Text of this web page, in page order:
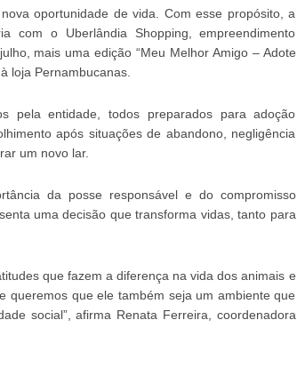
oportunidade de vida. Com esse propósito, a
com o Uberlândia Shopping, empreendimento
mais uma edição “Meu Melhor Amigo – Adote
loja Pernambucanas.
pela entidade, todos preparados para adoção
após situações de abandono, negligência
um novo lar.
da posse responsável e do compromisso
uma decisão que transforma vidas, tanto para
que fazem a diferença na vida dos animais e
queremos que ele também seja um ambiente que
social”, afirma Renata Ferreira, coordenadora